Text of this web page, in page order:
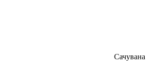
Сачувана